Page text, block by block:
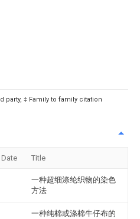
party, ‡ Family to family citation
Title
一种超细涤纶织物的染色
方法
一种纯棉或涤棉牛仔布的